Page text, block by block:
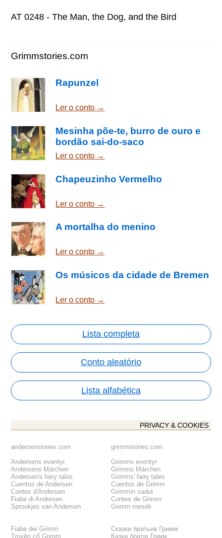
AT 0248 - The Man, the Dog, and the Bird
Grimmstories.com
Rapunzel
Ler o conto →
Mesinha põe-te, burro de ouro e
bordão sai-do-saco
Ler o conto →
Chapeuzinho Vermelho
Ler o conto →
A mortalha do menino
Ler o conto →
Os músicos da cidade de Bremen
Ler o conto →
Lista completa
Conto aleatório
Lista alfabética
PRIVACY & COOKIES
andersenstories.com
Andersens eventyr
Andersens Märchen
Andersen's fairy tales
Cuentos de Andersen
Contes d'Andersen
Fiabe di Andersen
Sprookjes van Andersen
grimmstories.com
Grimms eventyr
Grimms Märchen
Grimms' fairy tales
Cuentos de Grimm
Grimmin sadut
Contes de Grimm
Grimm mesék
Fiabe dei Grimm
Truyện cổ Grimm
Сказки братьев Гримм
Казки братів Грімм